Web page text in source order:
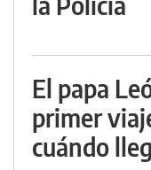
El papa
primer
cuándo